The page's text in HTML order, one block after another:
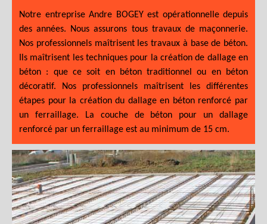
Notre entreprise Andre BOGEY est opérationnelle depuis
des années. Nous assurons tous travaux de maçonnerie.
Nos professionnels maîtrisent les travaux à base de béton.
Ils maîtrisent les techniques pour la création de dallage en
béton : que ce soit en béton traditionnel ou en béton
décoratif. Nos professionnels maîtrisent les différentes
étapes pour la création du dallage en béton renforcé par
un ferraillage. La couche de béton pour un dallage
renforcé par un ferraillage est au minimum de 15 cm.